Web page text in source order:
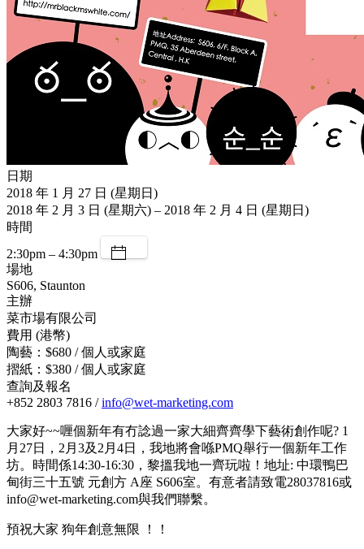
日期
2018 年 1 月 27 日 (星期日)
2018 年 2 月 3 日 (星期六) – 2018 年 2 月 4 日 (星期日)
時間
2:30pm – 4:30pm
場地
S606, Staunton
主辦
菜市場有限公司
費用 (港幣)
陶藝：$680 / 個人或家庭
摺紙：$380 / 個人或家庭
查詢及報名
+852 2803 7816 /info@wet-marketing.com
大家好~~喱個新年有冇諗過一家大細齊齊學下藝術創作呢? 1
月27日，2月3及2月4日，我地將會喺PMQ舉行一個新年工作
坊。時間係14:30-16:30，黎搵我地一齊玩啦！地址: 中環鴨巴
甸街三十五號 元創方 A座 S606室。有意者請致電28037816或
info@wet-marketing.com與我們聯繫。
預祝大家 狗年創意無限 ！！